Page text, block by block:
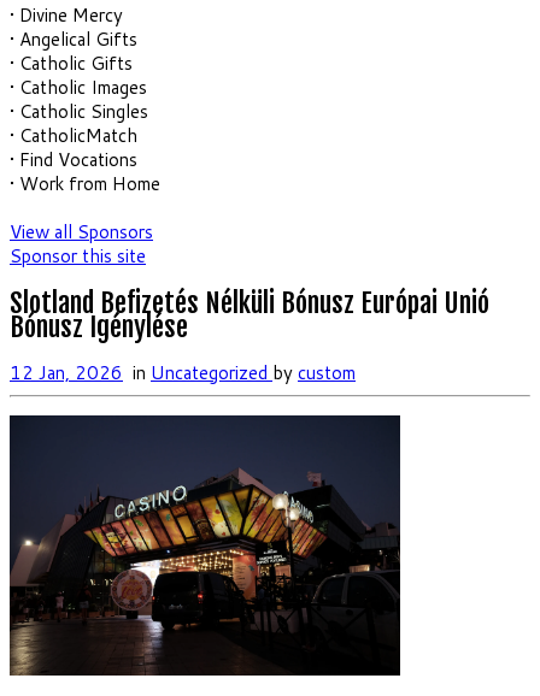
• Divine Mercy
• Angelical Gifts
• Catholic Gifts
• Catholic Images
• Catholic Singles
• CatholicMatch
• Find Vocations
• Work from Home
View all Sponsors
Sponsor this site
Slotland Befizetés Nélküli Bónusz Európai Unió
Bónusz Igénylése
12 Jan, 2026 in Uncategorized bycustom